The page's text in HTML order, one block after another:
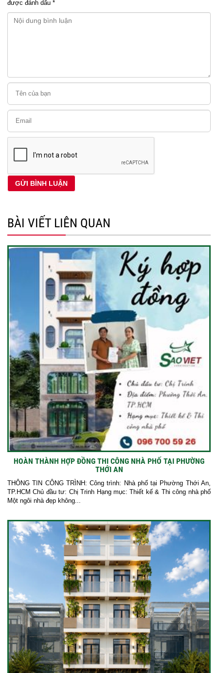
được đánh dấu *
BÀI VIẾT LIÊN QUAN
HOÀN THÀNH HỢP ĐỒNG THI CÔNG NHÀ PHỐ TẠI PHƯỜNG
THỚI AN
THÔNG TIN CÔNG TRÌNH: Công trình: Nhà phố tại Phường Thới An,
TP.HCM Chủ đầu tư: Chị Trinh Hạng mục: Thiết kế & Thi công nhà phố
Một ngôi nhà đẹp không...